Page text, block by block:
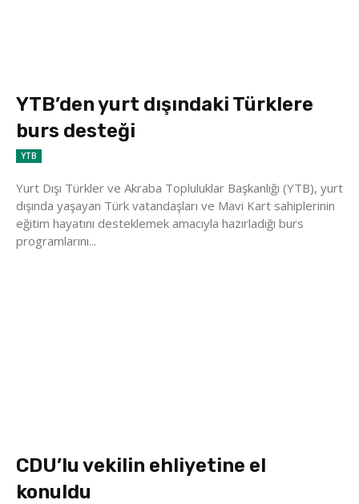
YTB’den yurt dışındaki Türklere
burs desteği
YTB
Yurt Dışı Türkler ve Akraba Topluluklar Başkanlığı (YTB), yurt
dışında yaşayan Türk vatandaşları ve Mavi Kart sahiplerinin
eğitim hayatını desteklemek amacıyla hazırladığı burs
programlarını...
CDU’lu vekilin ehliyetine el
konuldu